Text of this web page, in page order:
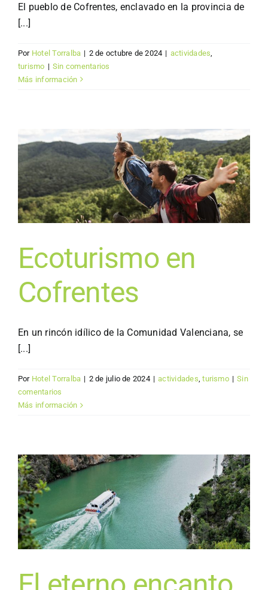
El pueblo de Cofrentes, enclavado en la provincia de
[...]
Por Hotel Torralba | 2 de octubre de 2024 | actividades
turismo | Sin comentarios
Más información
Ecoturismo en
Cofrentes
En un rincón idílico de la Comunidad Valenciana, se
[...]
Por Hotel Torralba | 2 de julio de 2024 | actividades,turismo | Sin
comentarios
Más información